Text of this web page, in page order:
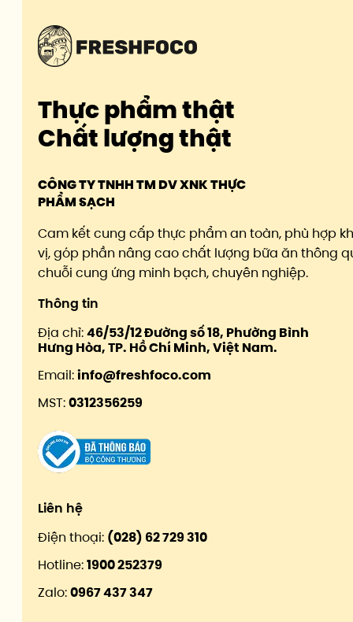
Thực phẩm thật
Chất lượng thật
CÔNG TY TNHH TM DV XNK THỰC
PHẨM SẠCH
Cam kết cung cấp thực phẩm an toàn, phù hợp
vị, góp phần nâng cao chất lượng bữa ăn thông
chuỗi cung ứng minh bạch, chuyên nghiệp.
Thông tin
Địa chỉ:46/53/12 Đường số 18, Phường Bình
Hưng Hòa, TP. Hồ Chí Minh, Việt Nam.
Email:info@freshfoco.com
MST:0312356259
Liên hệ
Điện thoại: (028) 62 729 310
Hotline:1900 252379
Zalo:0967 437 347